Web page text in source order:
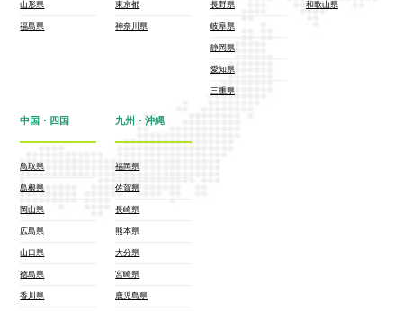
山形県
福島県
東京都
神奈川県
長野県
岐阜県
静岡県
愛知県
三重県
和歌山県
中国・四国
鳥取県
島根県
岡山県
広島県
山口県
徳島県
香川県
九州・沖縄
福岡県
佐賀県
長崎県
熊本県
大分県
宮崎県
鹿児島県